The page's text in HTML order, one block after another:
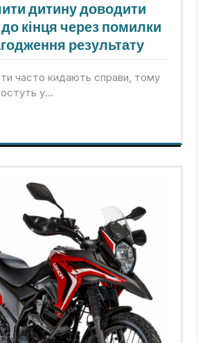
дитину доводити
кінця через помилки
результату
часто кидають справи, тому
у…